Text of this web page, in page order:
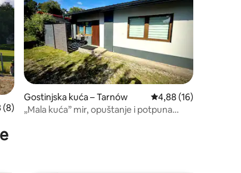
ocjena: 4,88/5, recenzija: 8
(8)
Gostinjska kuća – Tarnów Prosječna ocjena:
4,88 (16)
„Mala kuća” mir, opuštanje i potpuna